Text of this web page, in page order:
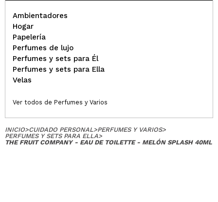
Ambientadores
Hogar
Papelería
Perfumes de lujo
Perfumes y sets para Él
Perfumes y sets para Ella
Velas
Ver todos de Perfumes y Varios
INICIO>CUIDADO PERSONAL>PERFUMES Y VARIOS>
PERFUMES Y SETS PARA ELLA>
THE FRUIT COMPANY - EAU DE TOILETTE - MELÓN SPLASH 40ML